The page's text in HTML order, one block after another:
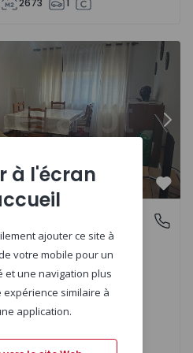
2673 1
Areosa - 1574869 - 1
1 2
à l'écran
ajouter ce site à
votre mobile pour un
et une navigation plus
similaire à
application.